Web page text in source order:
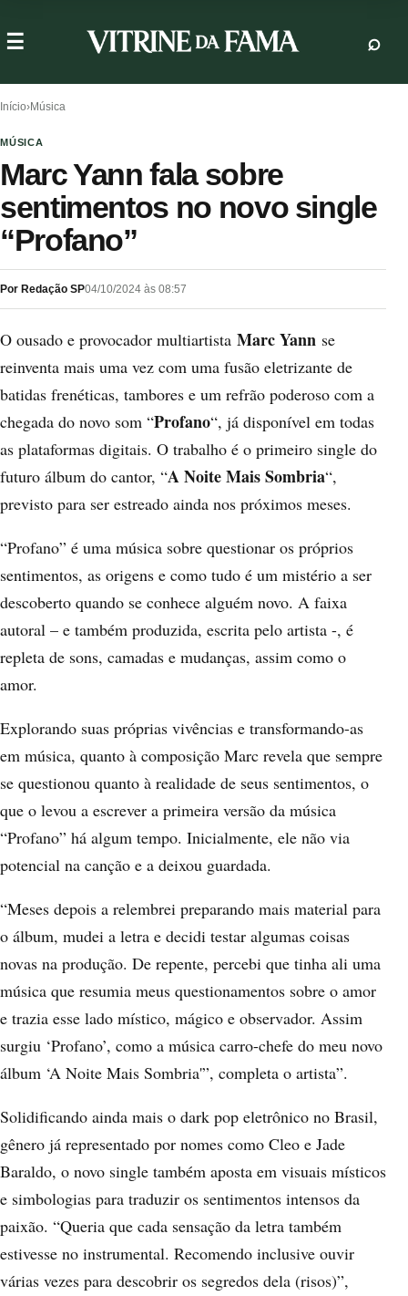
Início›Música
MÚSICA
Marc Yann fala sobre
sentimentos no novo single
“Profano”
Por Redação SP04/10/2024 às 08:57
O ousado e provocador multiartista Marc Yann se
reinventa mais uma vez com uma fusão eletrizante de
batidas frenéticas, tambores e um refrão poderoso com a
chegada do novo som “Profano“, já disponível em todas
as plataformas digitais. O trabalho é o primeiro single do
futuro álbum do cantor, “A Noite Mais Sombria“,
previsto para ser estreado ainda nos próximos meses.
“Profano” é uma música sobre questionar os próprios
sentimentos, as origens e como tudo é um mistério a ser
descoberto quando se conhece alguém novo. A faixa
autoral – e também produzida, escrita pelo artista -, é
repleta de sons, camadas e mudanças, assim como o
amor.
Explorando suas próprias vivências e transformando-as
em música, quanto à composição Marc revela que sempre
se questionou quanto à realidade de seus sentimentos, o
que o levou a escrever a primeira versão da música
“Profano” há algum tempo. Inicialmente, ele não via
potencial na canção e a deixou guardada.
“Meses depois a relembrei preparando mais material para
o álbum, mudei a letra e decidi testar algumas coisas
novas na produção. De repente, percebi que tinha ali uma
música que resumia meus questionamentos sobre o amor
e trazia esse lado místico, mágico e observador. Assim
surgiu ‘Profano’, como a música carro-chefe do meu novo
álbum ‘A Noite Mais Sombria'”, completa o artista”.
Solidificando ainda mais o dark pop eletrônico no Brasil,
gênero já representado por nomes como Cleo e Jade
Baraldo, o novo single também aposta em visuais místicos
e simbologias para traduzir os sentimentos intensos da
paixão. “Queria que cada sensação da letra também
estivesse no instrumental. Recomendo inclusive ouvir
várias vezes para descobrir os segredos dela (risos)”,